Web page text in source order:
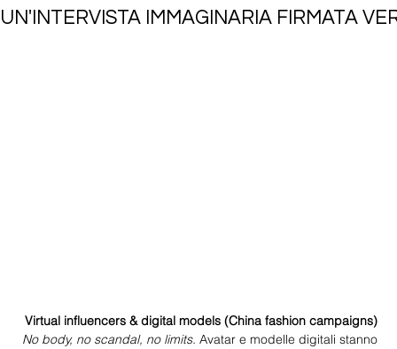
Virtual influencers & digital models (China fashion campaigns)
No body, no scandal, no limits. Avatar e modelle digitali stanno
UN'INTERVISTA IMMAGINARIA FIRMATA